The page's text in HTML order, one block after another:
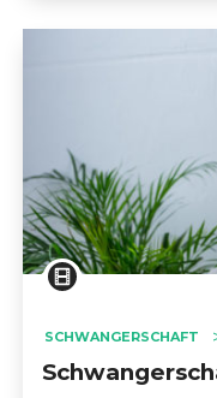
SCHWANGERSCHAFT